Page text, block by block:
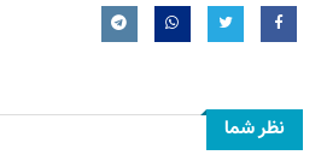
نظر شما